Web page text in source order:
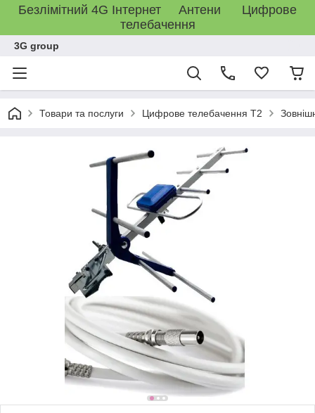
Безлімітний 4G Інтернет Антени Цифрове
телебачення
3G group
Товари та послуги Цифрове телебачення T2